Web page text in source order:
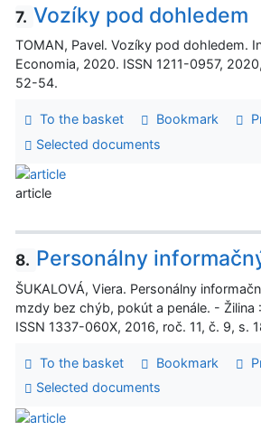
7. Vozíky pod dohledem
TOMAN, Pavel. Vozíky pod dohledem.
Economia, 2020. ISSN 1211-0957,
52-54.
To the basket Bookmark
Selected documents
article
8. Personálny
ŠUKALOVÁ, Viera. Personálny
mzdy bez chýb, pokút a penále. - Žilina
ISSN 1337-060X, 2016, roč. 11, č. 9, s.
To the basket Bookmark
Selected documents